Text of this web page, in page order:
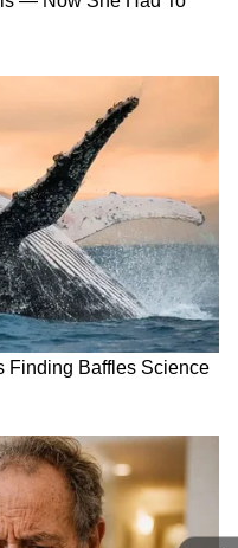
में नई एनर्जी भर
बैट है, उसके हर
आती है।'
ने बताया कि
है जिससे बहुत तेज
की तेज रिफ्लेक्स,
सुपरचार्ज्ड तेज गेंदबाज
6 गेंदें बंधी हैं जो
को दर्शा रही है।
गेंदबाजी से बदलने